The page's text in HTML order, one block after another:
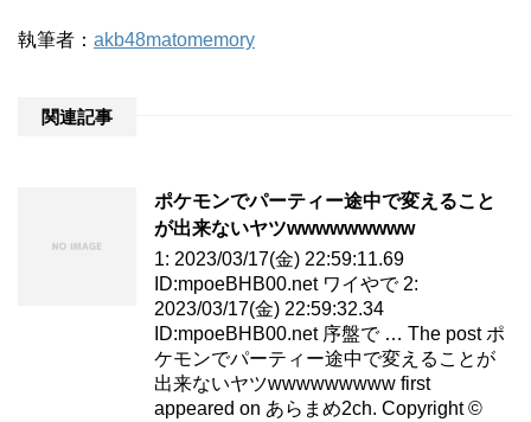
執筆者： akb48matomemory
関連記事
ポケモンでパーティー途中で変えること
が出来ないヤツwwwwwwwww
1: 2023/03/17(金) 22:59:11.69
ID:mpoeBHB00.net ワイやで 2:
2023/03/17(金) 22:59:32.34
ID:mpoeBHB00.net 序盤で … The post ポ
ケモンでパーティー途中で変えることが
出来ないヤツwwwwwwwww first
appeared on あらまめ2ch. Copyright ©